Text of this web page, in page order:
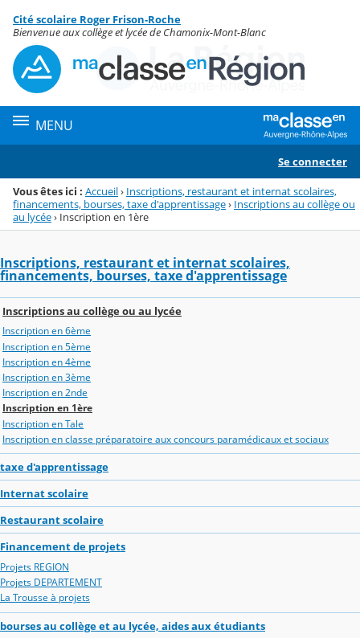
Menu de la rubrique
Contenu
Cité scolaire Roger Frison-Roche
Bienvenue aux collège et lycée de Chamonix-Mont-Blanc
MENU
Se connecter
Vous êtes ici : Accueil› Inscriptions, restaurant et internat scolaires,
financements, bourses, taxe d'apprentissage› Inscriptions au collège ou
au lycée› Inscription en 1ère
Inscriptions, restaurant et internat scolaires,
financements, bourses, taxe d'apprentissage
Inscriptions au collège ou au lycée
Inscription en 6ème
Inscription en 5ème
Inscription en 4ème
Inscription en 3ème
Inscription en 2nde
Inscription en 1ère
Inscription en Tale
Inscription en classe préparatoire aux concours paramédicaux et sociaux
taxe d'apprentissage
Internat scolaire
Restaurant scolaire
Financement de projets
Projets REGION
Projets DEPARTEMENT
La Trousse à projets
bourses au collège et au lycée, aides aux étudiants